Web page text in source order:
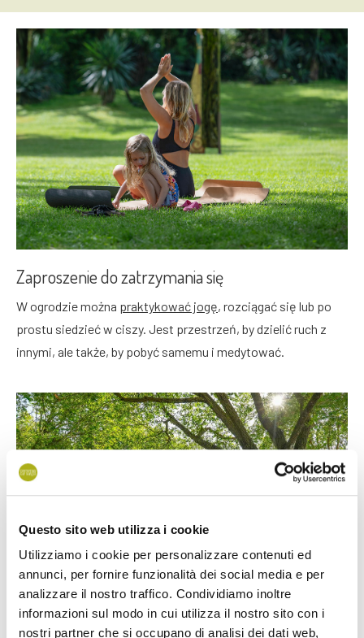
Questo sito web utilizza i cookie
Utilizziamo i cookie per personalizzare contenuti ed
annunci, per fornire funzionalità dei social media e per
analizzare il nostro traffico. Condividiamo inoltre
informazioni sul modo in cui utilizza il nostro sito con i
nostri partner che si occupano di analisi dei dati web,
Zaproszenie do zatrzymania się
W ogrodzie można praktykować jogę, rozciągać się lub po
prostu siedzieć w ciszy. Jest przestrzeń, by dzielić ruch z
innymi, ale także, by pobyć samemu i medytować.